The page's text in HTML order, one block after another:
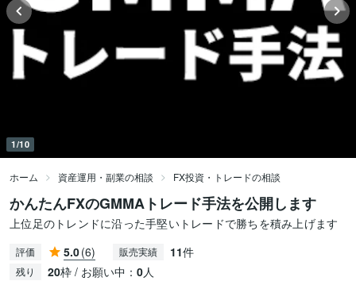
1/10
ホーム 資産運用・副業の相談 FX投資・トレードの相談
かんたんFXのGMMAトレード手法を公開します
上位足のトレンドに沿った手堅いトレードで勝ちを積み上げます
評価 5.0(6) 販売実績 11件
残り 20枠 / お願い中： 0人